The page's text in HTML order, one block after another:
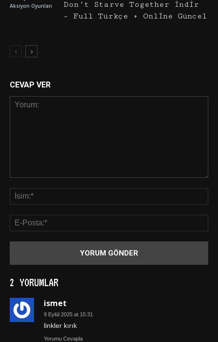
Aksiyon Oyunları
Don’t Starve Together İndir
– Full Türkçe + Online Güncel
CEVAP VER
2 YORUMLAR
ismet
9 Eylül 2025 at 15:31
linkler kırık
Yorumu Cevapla